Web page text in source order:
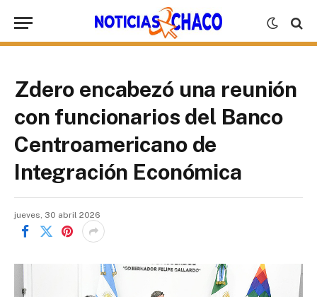
Zdero encabezó una reunión
con funcionarios del Banco
Centroamericano de
Integración Económica
jueves, 30 abril 2026